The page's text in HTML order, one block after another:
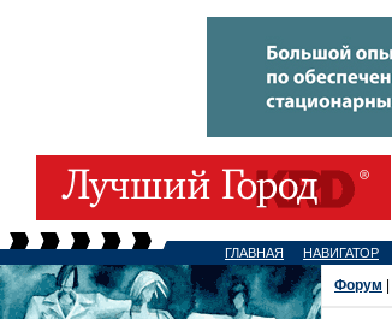
ГЛАВНАЯ НАВИГАТОР
Форум